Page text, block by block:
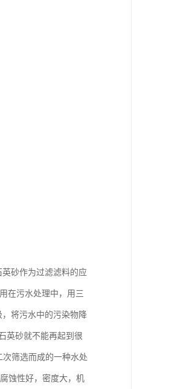
砂作为过滤滤料的应
在污水处理中，用三
将污水中的污染物降
英砂就不能再起到很
筛选而成的一种水处
蚀性好，密度大，机